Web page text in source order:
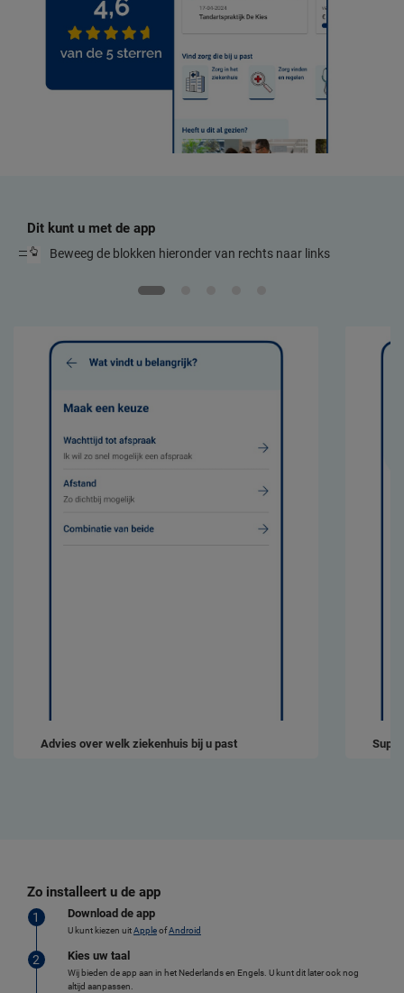
Dit kunt u met de app
Beweeg de blokken hieronder van rechts naar links
Advies over welk ziekenhuis bij u past
Zo installeert u de app
Download de app
U kunt kiezen uitAppleofAndroid
Kies uw taal
Wij bieden de app aan in het Nederlands en Engels. U kunt dit later ook nog
altijd aanpassen.